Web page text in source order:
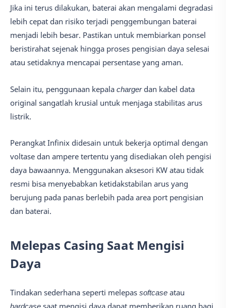
Jika ini terus dilakukan, baterai akan mengalami degradasi
lebih cepat dan risiko terjadi penggembungan baterai
menjadi lebih besar. Pastikan untuk membiarkan ponsel
beristirahat sejenak hingga proses pengisian daya selesai
atau setidaknya mencapai persentase yang aman.
Selain itu, penggunaan kepala chargerdan kabel data
original sangatlah krusial untuk menjaga stabilitas arus
listrik.
Perangkat Infinix didesain untuk bekerja optimal dengan
voltase dan ampere tertentu yang disediakan oleh pengisi
daya bawaannya. Menggunakan aksesori KW atau tidak
resmi bisa menyebabkan ketidakstabilan arus yang
berujung pada panas berlebih pada area port pengisian
dan baterai.
Melepas Casing Saat Mengisi
Daya
Tindakan sederhana seperti melepas softcase atau
hardcase saat mengisi daya dapat memberikan ruang bagi